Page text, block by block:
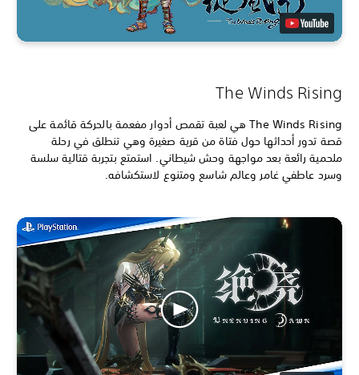
The Winds Rising
The Winds Rising هي لعبة تقمص أدوار مفعمة بالحركة قائمة على
قصة تدور أحداثها حول فتاة من قرية صغيرة وهي تنطلق في رحلة
ملحمية رائعة بعد مواجهة وحش شيطاني. استمتع بتجربة قتالية سلسة
وسرد عاطفي غامر وعالم شاسع ومتنوع لاستكشافه.